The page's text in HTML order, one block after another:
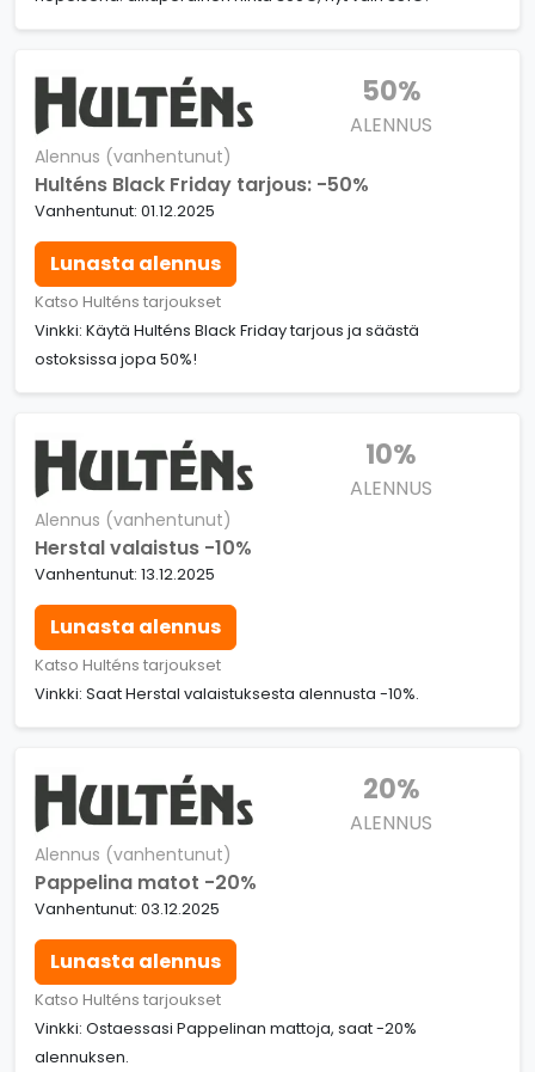
50%
ALENNUS
Alennus (vanhentunut)
Hulténs Black Friday tarjous: -50%
Vanhentunut: 01.12.2025
Lunasta alennus
Katso Hulténs tarjoukset
Vinkki: Käytä Hulténs Black Friday tarjous ja säästä
ostoksissa jopa 50%!
10%
ALENNUS
Alennus (vanhentunut)
Herstal valaistus -10%
Vanhentunut: 13.12.2025
Lunasta alennus
Katso Hulténs tarjoukset
Vinkki: Saat Herstal valaistuksesta alennusta -10%.
20%
ALENNUS
Alennus (vanhentunut)
Pappelina matot -20%
Vanhentunut: 03.12.2025
Lunasta alennus
Katso Hulténs tarjoukset
Vinkki: Ostaessasi Pappelinan mattoja, saat -20%
alennuksen.